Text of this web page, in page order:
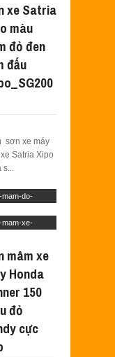
xe Satria
màu
đỏ đen
đấu
sơn xe máy
Satria Xipo
s...
mam-do-
mam-xe-
mâm xe
Honda
150
đỏ
cực